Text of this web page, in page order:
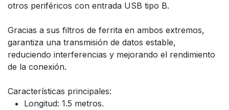
otros periféricos con entrada USB tipo B.
Gracias a sus filtros de ferrita en ambos extremos,
garantiza una transmisión de datos estable,
reduciendo interferencias y mejorando el rendimiento
de la conexión.
Características principales:
Longitud: 1.5 metros.